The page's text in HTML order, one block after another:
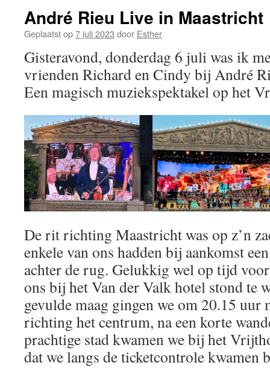
André Rieu Live in Maastricht
Geplaatst op7 juli 2023 door Esther
Gisteravond, donderdag 6 juli was ik
vrienden Richard en Cindy bij André
Een magisch muziekspektakel op het
De rit richting Maastricht was op z’n
enkele van ons hadden bij aankomst
achter de rug. Gelukkig wel op tijd
ons bij het Van der Valk hotel stond te
gevulde maag gingen we om 20.15 uur
richting het centrum, na een korte
prachtige stad kwamen we bij het
dat we langs de ticketcontrole kwamen